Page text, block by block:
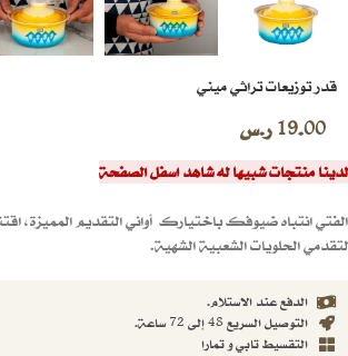
قدر توزيعات تراثي ميني
19.00 ر.س
لدينا منتجات شبيها له شاهد اسفل الصفحة
الفتي انتباه ضيوفك باختيارك أواني التقديم المميزة،
لتقدمي الحلويات الشعبية الشهية.
الدفع عند الاستلام.
التوصيل السريع 48 إلى 72 ساعة.
التقسيط تابي و تمارا